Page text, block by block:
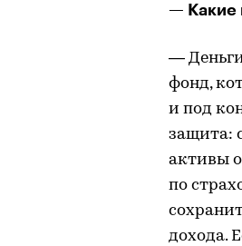
— Какие
—
фонд,
и под
защита:
активы
по
дохода.